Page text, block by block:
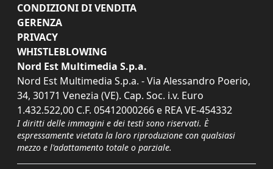
CONDIZIONI DI VENDITA
GERENZA
PRIVACY
WHISTLEBLOWING
Nord Est Multimedia S.p.a.
Nord Est Multimedia S.p.a. - Via Alessandro Poerio,
34, 30171 Venezia (VE). Cap. Soc. i.v. Euro
1.432.522,00 C.F. 05412000266 e REA VE-454332
I diritti delle immagini e dei testi sono riservati. È
espressamente vietata la loro riproduzione con qualsiasi
mezzo e l'adattamento totale o parziale.